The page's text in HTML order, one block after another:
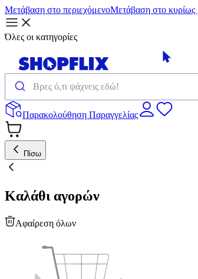
Μετάβαση στο περιεχόμενοΜετάβαση στο κυρίως
Όλες οι κατηγορίες
Παρακολούθηση Παραγγελίας
Πίσω
Καλάθι αγορών
Αφαίρεση όλων